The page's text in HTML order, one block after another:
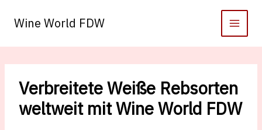
Inhalt
springenWine World FDW
Verbreitete Weiße Rebsorten
weltweit mit Wine World FDW